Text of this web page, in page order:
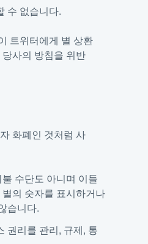
수 없습니다.
트위터에게 별 상환
사의 방침을 위반
화폐인 것처럼 사
수단도 아니며 이들
의 숫자를 표시하거나
습니다.
권리를 관리, 규제, 통